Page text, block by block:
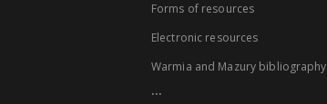
Forms of resources
Electronic resources
Warmia and Mazury bibliography
...